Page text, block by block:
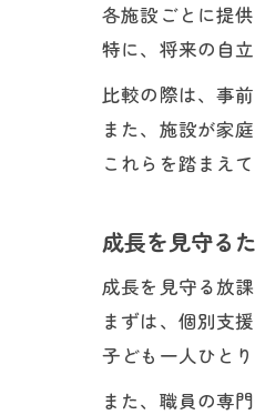
各施設ごとに提
特に、将来の自
比較の際は、事
また、施設が家
これらを踏まえ
成長を見守る
成長を見守る放
まずは、個別支
子ども一人ひと
また、職員の専